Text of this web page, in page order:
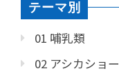
テーマ別
01 哺乳類
02 アシカショー